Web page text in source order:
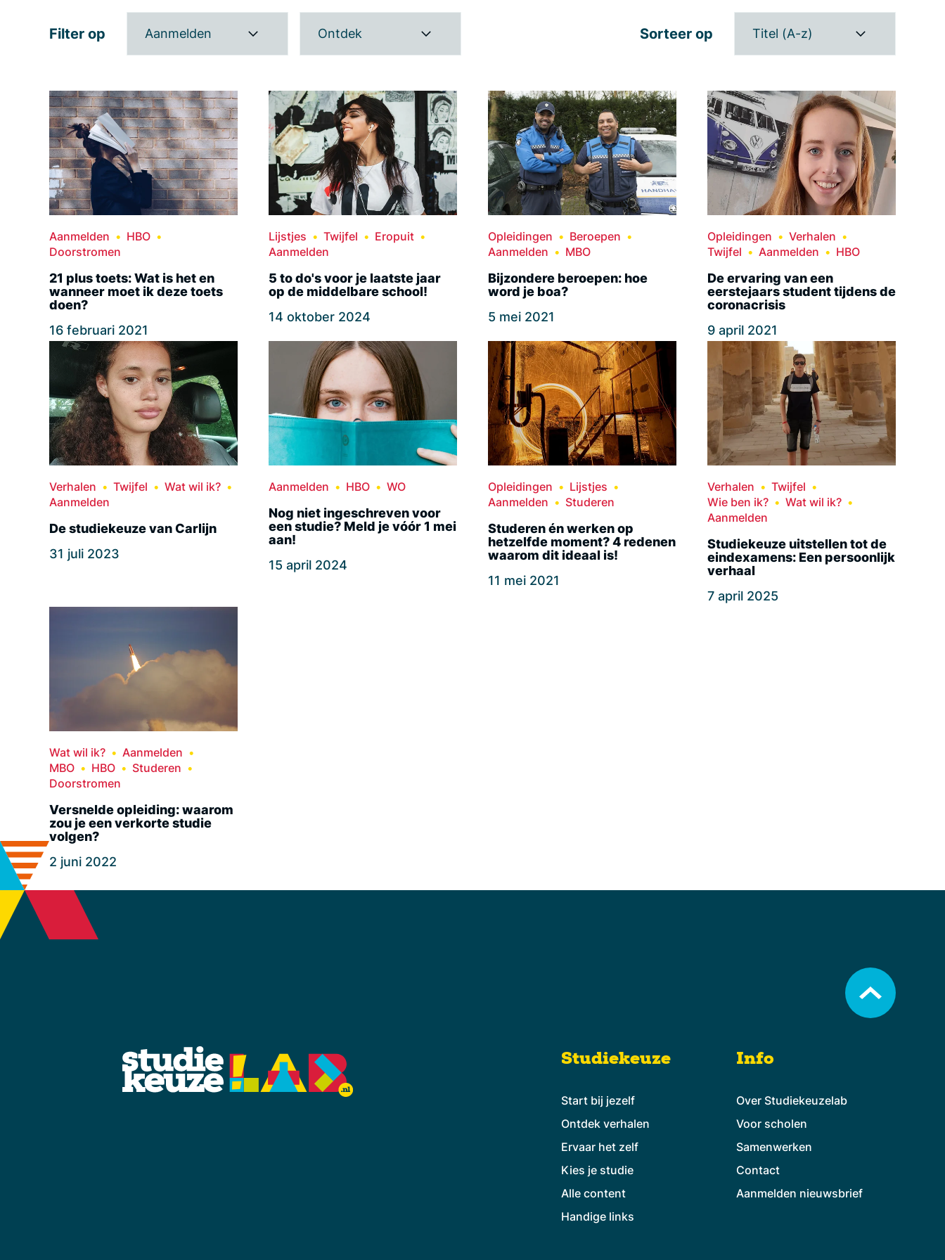
Filter op Aanmelden Ontdek Sorteer op Titel (A-z)
Aanmelden
HBO
Doorstromen
21 plus toets: Wat is het en
wanneer moet ik deze toets
doen?
16 februari 2021
Lijstjes Twijfel
Eropuit
Aanmelden
5 to do's voor je laatste jaar
op de middelbare school!
14 oktober 2024
Opleidingen
Beroepen
Aanmelden
MBO
Bijzondere beroepen: hoe
word je boa?
5 mei 2021
Opleidingen
Verhalen
Twijfel
Aanmelden HBO
De ervaring van een
eerstejaars student tijdens de
coronacrisis
9 april 2021
Verhalen Twijfel
Wat wil ik?
Aanmelden
De studiekeuze van Carlijn
31 juli 2023
Aanmelden HBO WO
Nog niet ingeschreven voor
een studie? Meld je vóór 1 mei
aan!
15 april 2024
Opleidingen
Lijstjes
Aanmelden
Studeren
Studeren én werken op
hetzelfde moment? 4 redenen
waarom dit ideaal is!
11 mei 2021
Verhalen
Twijfel
Wie ben ik?
Wat wil ik?
Aanmelden
Studiekeuze uitstellen tot de
eindexamens: Een persoonlijk
verhaal
7 april 2025
Wat wil ik?
Aanmelden
MBO
HBO
Studeren
Doorstromen
Versnelde opleiding: waarom
zou je een verkorte studie
volgen?
2 juni 2022
Studiekeuze
Start bij jezelf
Ontdek verhalen
Ervaar het zelf
Kies je studie
Alle content
Handige links
Info
Over Studiekeuzelab
Voor scholen
Samenwerken
Contact
Aanmelden nieuwsbrief